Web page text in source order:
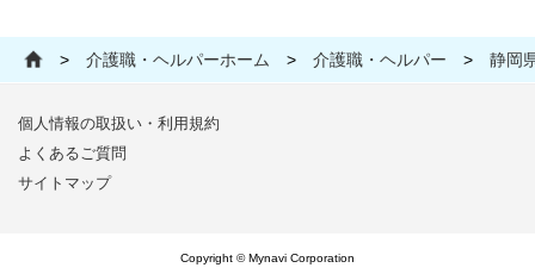
> 介護職・ヘルパーホーム > 介護職・ヘルパー > 静岡
個人情報の取扱い・利用規約
よくあるご質問
サイトマップ
Copyright © Mynavi Corporation